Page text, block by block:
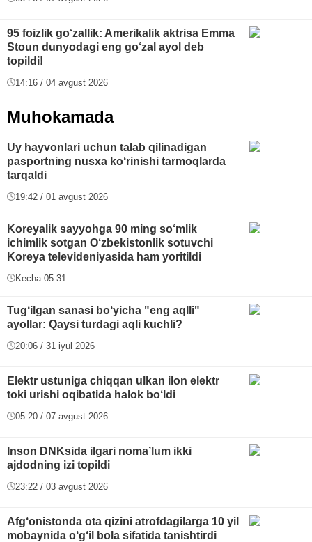
95 foizlik go‘zallik: Amerikalik aktrisa Emma
Stoun dunyodagi eng go‘zal ayol deb
topildi!
14:16 / 04 avgust 2026
Muhokamada
Uy hayvonlari uchun talab qilinadigan
pasportning nusxa ko‘rinishi tarmoqlarda
tarqaldi
19:42 / 01 avgust 2026
Koreyalik sayyohga 90 ming so‘mlik
ichimlik sotgan O‘zbekistonlik sotuvchi
Koreya televideniyasida ham yoritildi
Kecha 05:31
Tug‘ilgan sanasi bo‘yicha "eng aqlli"
ayollar: Qaysi turdagi aqli kuchli?
20:06 / 31 iyul 2026
Elektr ustuniga chiqqan ulkan ilon elektr
toki urishi oqibatida halok bo‘ldi
05:20 / 07 avgust 2026
Inson DNKsida ilgari noma’lum ikki
ajdodning izi topildi
23:22 / 03 avgust 2026
Afg‘onistonda ota qizini atrofdagilarga 10 yil
mobaynida o‘g‘il bola sifatida tanishtirdi